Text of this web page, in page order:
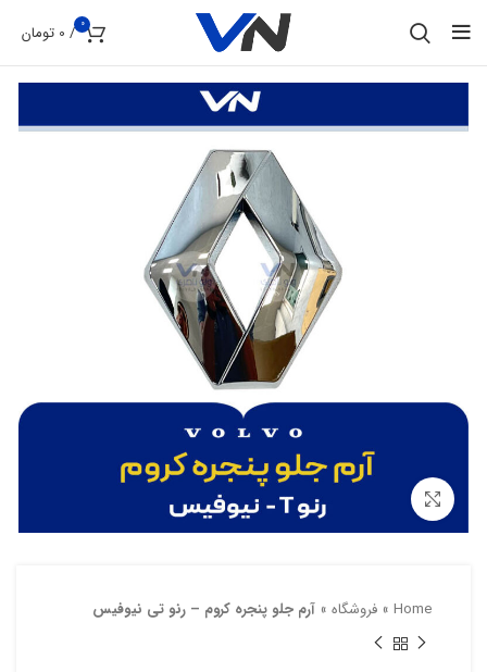
0
/
0 تومان
بزرگنمایی تصویر
Home
» فروشگاه » آرم جلو پنجره کروم – رنو تی نیوفیس